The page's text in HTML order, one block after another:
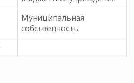
Муниципальная
собственность